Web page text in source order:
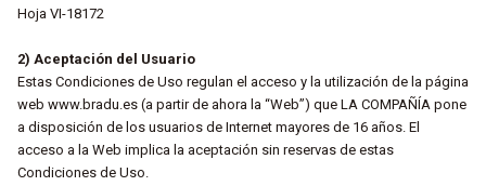
Hoja VI-18172
2) Aceptación del Usuario
Estas Condiciones de Uso regulan el acceso y la utilización de la página
web www.bradu.es (a partir de ahora la “Web”) que LA COMPAÑÍA pone
a disposición de los usuarios de Internet mayores de 16 años. El
acceso a la Web implica la aceptación sin reservas de estas
Condiciones de Uso.